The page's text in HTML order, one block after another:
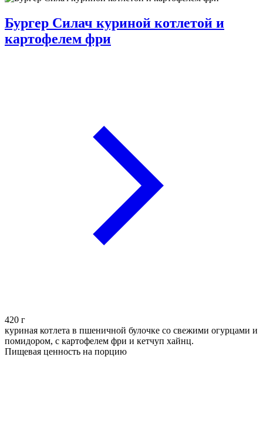
Бургер Силач куриной котлетой и
картофелем фри
420 г
куриная котлета в пшеничной булочке со свежими огурцами и
помидором, с картофелем фри и кетчуп хайнц.
Пищевая ценность на порцию